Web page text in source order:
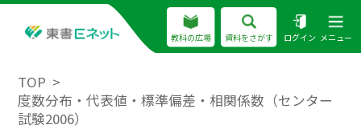
教科の広場 資料をさがす ログイン メニュー
TOP
度数分布・代表値・標準偏差・相関係数（センター
試験2006）